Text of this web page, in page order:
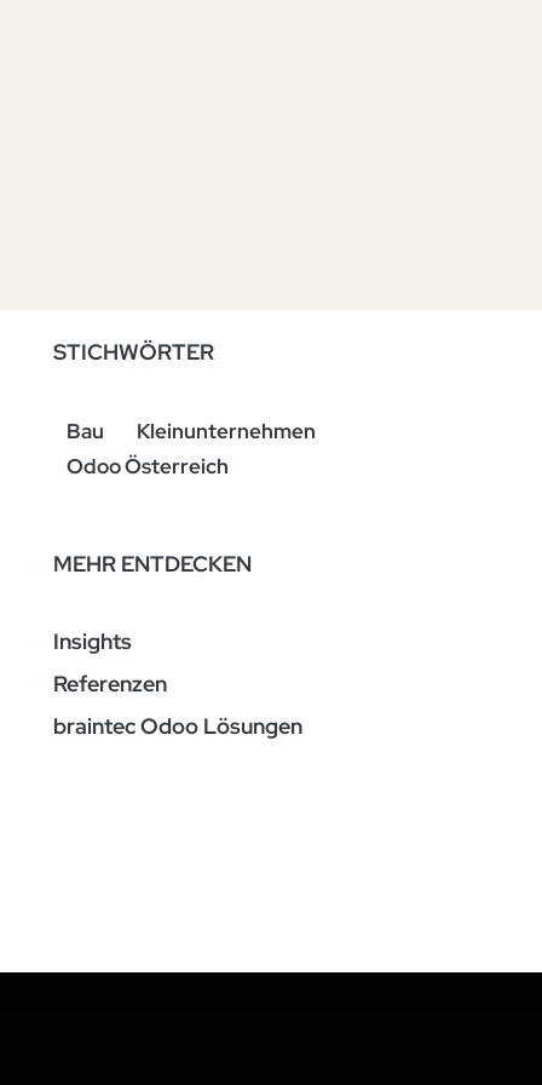
STICHWÖRTER
Bau
Kleinunternehmen
Odoo Österreich
MEHR ENTDECKEN
Insights
Referenzen
braintec Odoo Lösungen